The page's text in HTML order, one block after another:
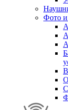
Фото и